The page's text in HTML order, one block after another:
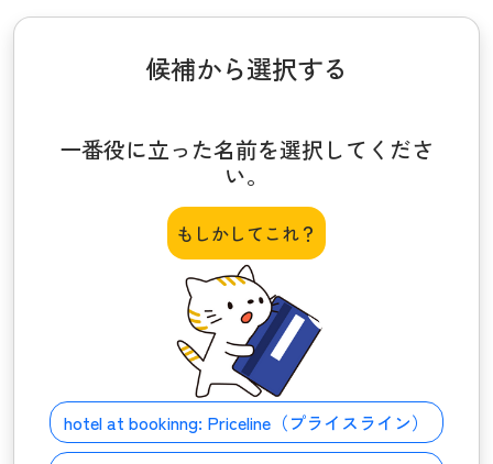
候補から選択する
一番役に立った名前を選択してくださ
い。
もしかしてこれ？
hotel at bookinng: Priceline（プライスライン）